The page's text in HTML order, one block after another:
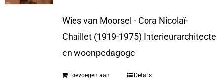
Wies van Moorsel - Cora Nicolaï-
Chaillet (1919-1975) Interieurarchitecte
en woonpedagoge
Toevoegen aan
Details